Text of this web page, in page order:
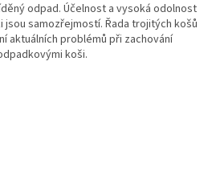
odpad. Účelnost a vysoká odolnost
samozřejmostí. Řada trojitých košů
aktuálních problémů při zachování
koši.